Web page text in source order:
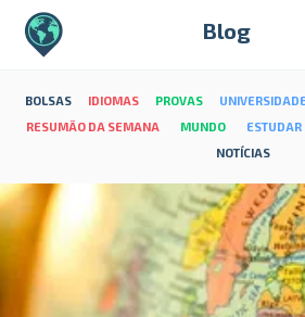
Blog
BOLSAS IDIOMAS PROVAS
RESUMÃO DA SEMANA
MUNDO ESTUDAR
NOTÍCIAS